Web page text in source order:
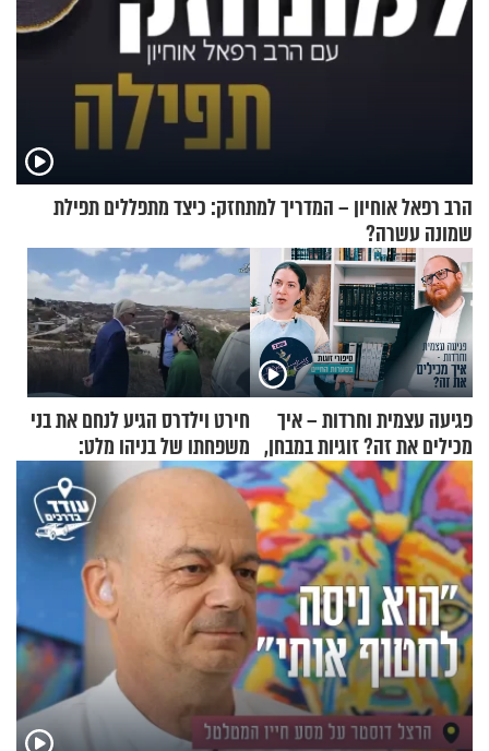
הרב רפאל אוחיון – המדריך למתחזק: כיצד מתפללים תפילת
שמונה עשרה?
פגיעה עצמית וחרדות – איך
מכילים את זה? זוגיות במבחן,
הפעם עם יהודית ואלתר כהן
חירט וילדרס הגיע לנחם את בני
משפחתו של בניהו מלט:
"מיליונים באירופה תומכים
בכם"